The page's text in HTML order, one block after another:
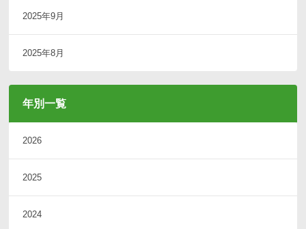
2025年9月
2025年8月
年別一覧
2026
2025
2024